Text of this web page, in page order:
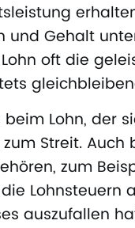
und Gehalt
oft die
Lohn, der
Streit.
zum
Lohnsteuern
auszufallen